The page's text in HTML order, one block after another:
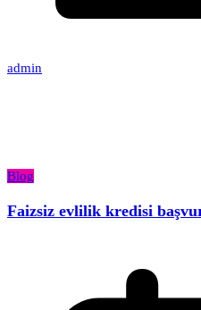
admin
Blog
Faizsiz evlilik kredisi